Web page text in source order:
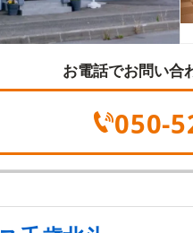
お電話でお問い合
050-